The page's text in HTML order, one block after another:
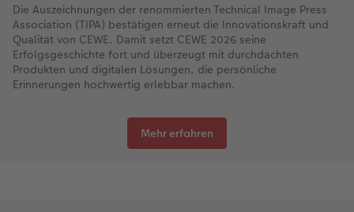
Die Auszeichnungen der renommierten Technical Image Press
Association (TIPA) bestätigen erneut die Innovationskraft und
Qualität von CEWE. Damit setzt CEWE 2026 seine
Erfolgsgeschichte fort und überzeugt mit durchdachten
Produkten und digitalen Lösungen, die persönliche
Erinnerungen hochwertig erlebbar machen.
Mehr erfahren